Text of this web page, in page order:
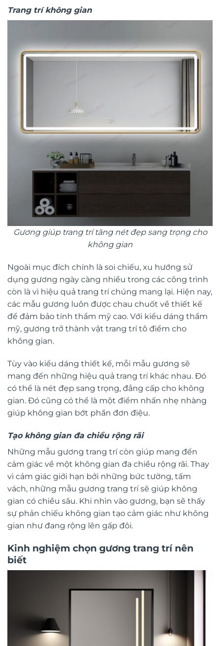
Trang trí không gian
Gương giúp trang trí tăng nét đẹp sang trọng cho
không gian
Ngoài mục đích chính là soi chiếu, xu hướng sử
dụng gương ngày càng nhiều trong các công trình
còn là vì hiệu quả trang trí chúng mang lại. Hiện nay,
các mẫu gương luôn được chau chuốt về thiết kế
để đảm bảo tính thẩm mỹ cao. Với kiểu dáng thẩm
mỹ, gương trở thành vật trang trí tô điểm cho
không gian.
Tùy vào kiểu dáng thiết kế, mỗi mẫu gương sẽ
mang đến những hiệu quả trang trí khác nhau. Đó
có thể là nét đẹp sang trọng, đẳng cấp cho không
gian. Đó cũng có thể là một điểm nhấn nhẹ nhàng
giúp không gian bớt phần đơn điệu.
Tạo không gian đa chiều rộng rãi
Những mẫu gương trang trí còn giúp mang đến
cảm giác về một không gian đa chiều rộng rãi. Thay
vì cảm giác giới hạn bởi những bức tường, tấm
vách, những mẫu gương trang trí sẽ giúp không
gian có chiều sâu. Khi nhìn vào gương, bạn sẽ thấy
sự phản chiếu không gian tạo cảm giác như không
gian như đang rộng lên gấp đôi.
Kinh nghiệm chọn gương trang trínên
biết